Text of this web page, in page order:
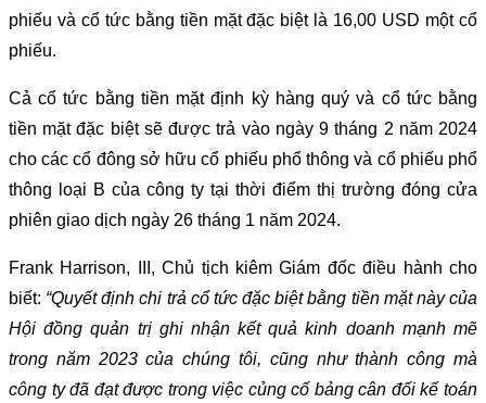
phiếu và cổ tức bằng tiền mặt đặc biệt là 16,00 USD một cổ
phiếu.
Cả cổ tức bằng tiền mặt định kỳ hàng quý và cổ tức bằng
tiền mặt đặc biệt sẽ được trả vào ngày 9 tháng 2 năm 2024
cho các cổ đông sở hữu cổ phiếu phổ thông và cổ phiếu phổ
thông loại B của công ty tại thời điểm thị trường đóng cửa
phiên giao dịch ngày 26 tháng 1 năm 2024.
Frank Harrison, III, Chủ tịch kiêm Giám đốc điều hành cho
biết: “Quyết định chi trả cổ tức đặc biệt bằng tiền mặt này của
Hội đồng quản trị ghi nhận kết quả kinh doanh mạnh mẽ
trong năm 2023 của chúng tôi, cũng như thành công mà
công ty đã đạt được trong việc củng cố bảng cân đối kế toán